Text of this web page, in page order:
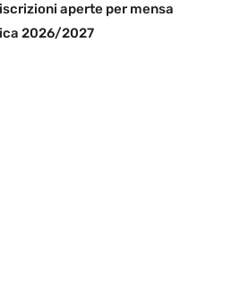
aperte per mensa
2026/2027